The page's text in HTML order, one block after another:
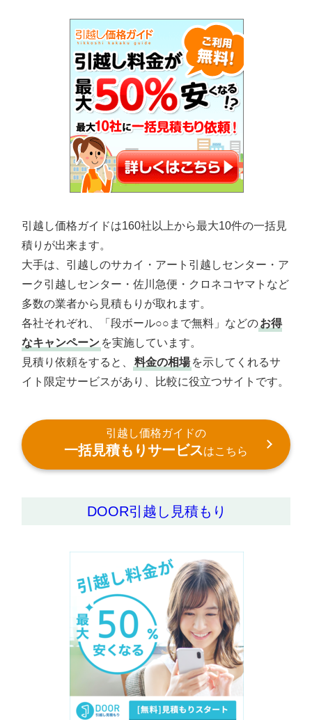
引越し価格ガイドは160社以上から最大10件の一括見
積りが出来ます。
大手は、引越しのサカイ・アート引越しセンター・ア
ーク引越しセンター・佐川急便・クロネコヤマトなど
多数の業者から見積もりが取れます。
各社それぞれ、「段ボール○○まで無料」などのお得
なキャンペーン を実施しています。
見積り依頼をすると、
料金の相場 を示してくれるサ
イト限定サービスがあり、比較に役立つサイトです。
引越し価格ガイドの
一括見積もりサービスはこちら
DOOR引越し見積もり